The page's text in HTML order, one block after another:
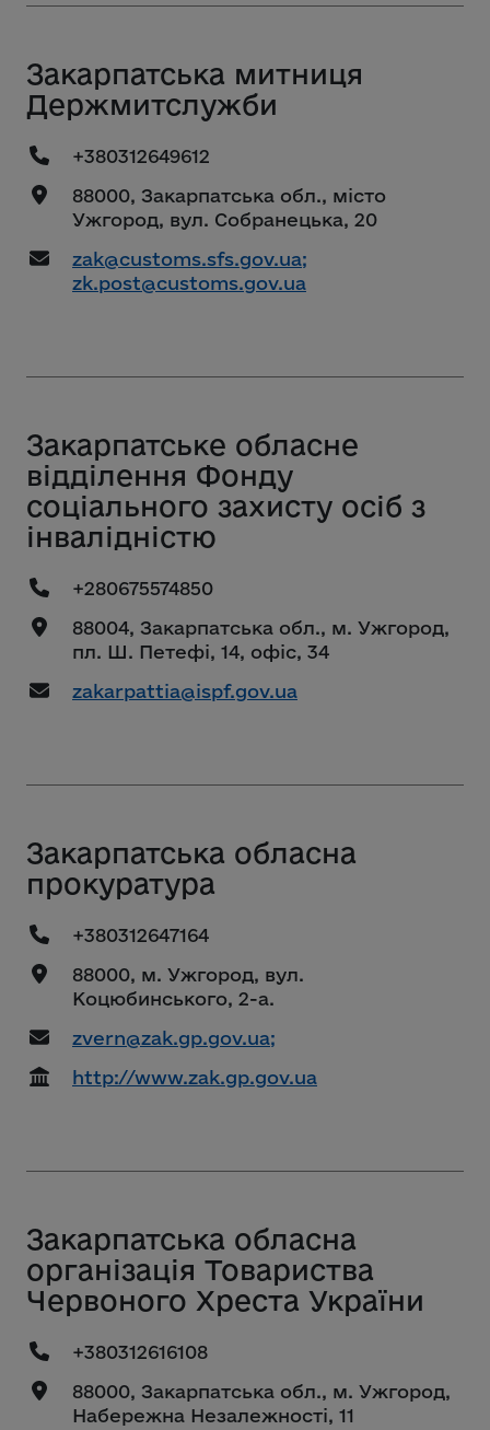
Закарпатська митниця
Держмитслужби
+380312649612
88000, Закарпатська обл., місто
Ужгород, вул. Собранецька, 20
zak@customs.sfs.gov.ua;
zk.post@customs.gov.ua
Закарпатське обласне
відділення Фонду
соціального захисту осіб з
інвалідністю
+280675574850
88004, Закарпатська обл., м. Ужгород,
пл. Ш. Петефі, 14, офіс, 34
zakarpattia@ispf.gov.ua
Закарпатська обласна
прокуратура
+380312647164
88000, м. Ужгород, вул.
Коцюбинського, 2-а.
zvern@zak.gp.gov.ua;
http://www.zak.gp.gov.ua
Закарпатська обласна
організація Товариства
Червоного Хреста України
+380312616108
88000, Закарпатська обл., м. Ужгород,
Набережна Незалежності, 11